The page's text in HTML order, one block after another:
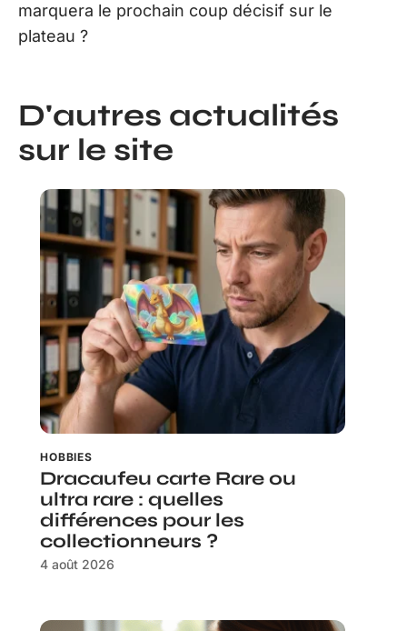
marquera le prochain coup décisif sur le
plateau ?
D'autres actualités
sur le site
HOBBIES
Dracaufeu carte Rare ou
ultra rare : quelles
différences pour les
collectionneurs ?
4 août 2026